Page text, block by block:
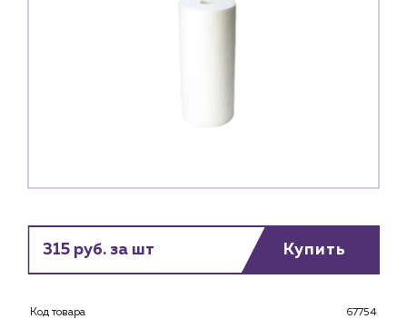
315 руб. за шт Купить
Код товара
67754